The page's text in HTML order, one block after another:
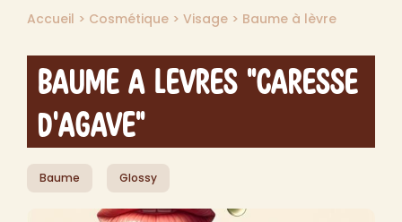
Accueil > Cosmétique > Visage > Baume à lèvre
Baume a levres "Caresse
d'Agave"
Baume Glossy